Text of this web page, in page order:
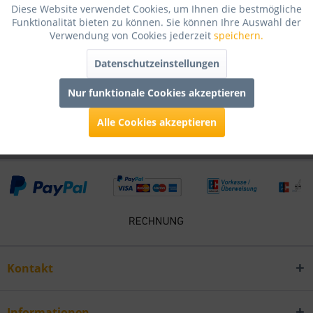
Bewertungen lesen, schreiben und diskutieren... mehr
Infos zum Hersteller
Folgende Infos zum Hersteller sind verfübar......mehr
Kunden kauften auch
Kontakt
Diese Website verwendet Cookies, um Ihnen die bestmögliche
Funktionalität bieten zu können. Sie können Ihre Auswahl der
Verwendung von Cookies jederzeit speichern.
Datenschutzeinstellungen
Nur funktionale Cookies akzeptieren
Alle Cookies akzeptieren